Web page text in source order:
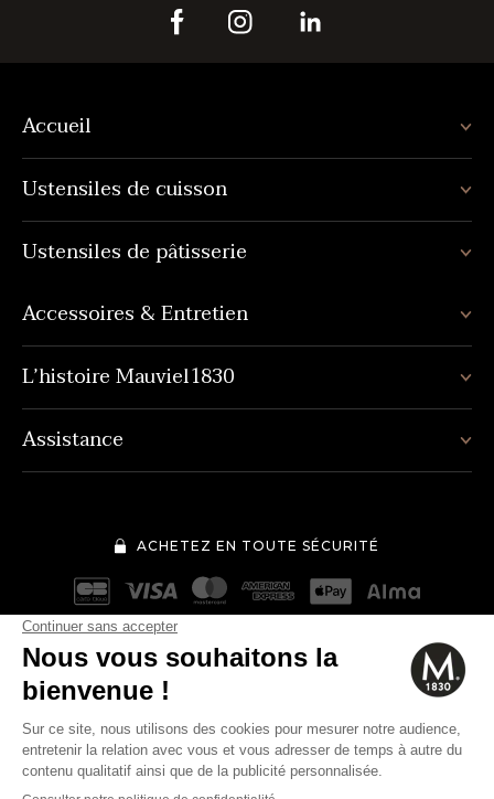
344€ Quantité
Accueil
Ustensiles de cuisson
Ustensiles de pâtisserie
Accessoires & Entretien
L’histoire Mauviel1830
Assistance
ACHETEZ EN TOUTE SÉCURITÉ
Mentions légales Conditions générales de vente
Politique de protection des données personnelles